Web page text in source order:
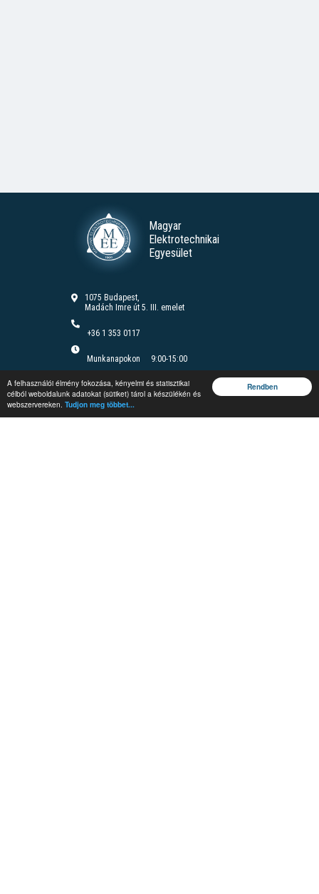
Rendben
A felhasználói élmény fokozása, kényelmi és statisztikai
célból weboldalunk adatokat (sütiket) tárol a készülékén és
webszervereken. Tudjon meg többet...
Magyar
Elektrotechnikai
Egyesület
1075 Budapest,
Madách Imre út 5. III. emelet
+36 1 353 0117
Munkanapokon
9:00-15:00
Felnőttképzési nyilvántartási szám B/2020/000166
Felnőttképzési engedély száma: E/2020/000085